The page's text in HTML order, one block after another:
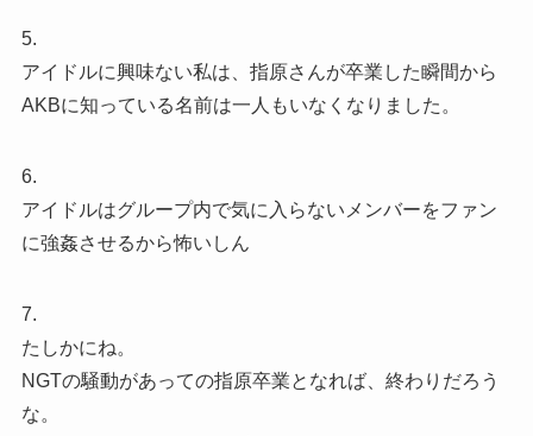
5.
アイドルに興味ない私は、指原さんが卒業した瞬間から
AKBに知っている名前は一人もいなくなりました。
6.
アイドルはグループ内で気に入らないメンバーをファン
に強姦させるから怖いしん
7.
たしかにね。
NGTの騒動があっての指原卒業となれば、終わりだろう
な。